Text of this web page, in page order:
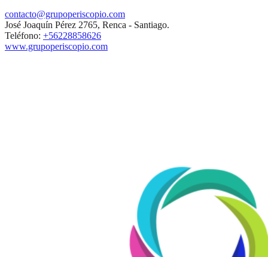
contacto@grupoperiscopio.com
José Joaquín Pérez 2765, Renca - Santiago.
Teléfono: +56228858626
www.grupoperiscopio.com